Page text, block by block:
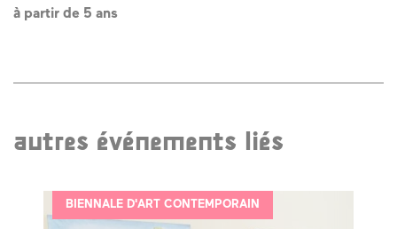
à partir de 5 ans
autres événements liés
BIENNALE D'ART CONTEMPORAIN